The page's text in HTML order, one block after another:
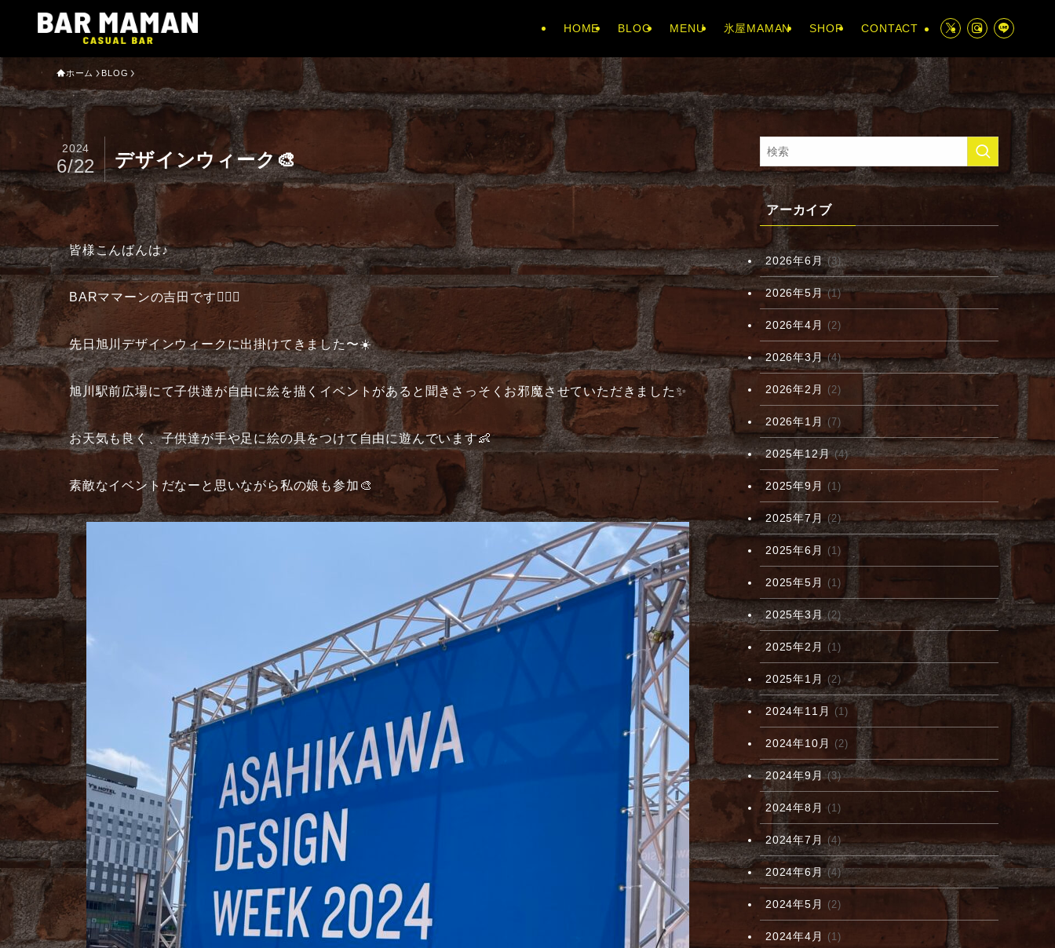
HOME BLOG MENU 氷屋MAMAN SHOP CONTACT
ホーム BLOG
デザインウィーク🎨
2024
6/22
皆様こんばんは♪
BARママーンの吉田です🧔🏻‍♂️
先日旭川デザインウィークに出掛けてきました〜☀️
旭川駅前広場にて子供達が自由に絵を描くイベントがあると聞きさっそくお邪魔させていただきました✨
お天気も良く、子供達が手や足に絵の具をつけて自由に遊んでいます👶
素敵なイベントだなーと思いながら私の娘も参加🎨
アーカイブ
2026年6月(3)
2026年5月(1)
2026年4月 (2)
2026年3月(4)
2026年2月 (2)
2026年1月 (7)
2025年12月(4)
2025年9月 (1)
2025年7月 (2)
2025年6月 (1)
2025年5月 (1)
2025年3月(2)
2025年2月 (1)
2025年1月 (2)
2024年11月 (1)
2024年10月 (2)
2024年9月(3)
2024年8月 (1)
2024年7月 (4)
2024年6月(4)
2024年5月 (2)
2024年4月 (1)